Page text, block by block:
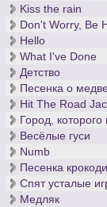
Kiss the rain
Don't Worry, Be
Hello
What I've Done
Детство
Песенка о
Hit The Road
Город, которого
Весёлые гуси
Numb
Песенка
Спят усталые
Медляк